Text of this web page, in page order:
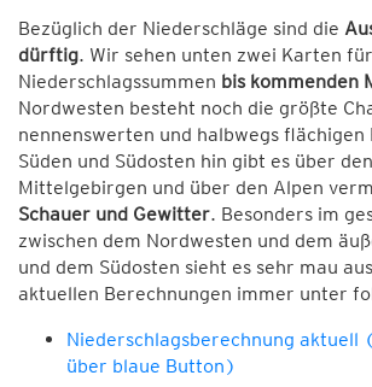
Bezüglich der Niederschläge sind die
dürftig. Wir sehen unten zwei Karten
Niederschlagssummen bis kommenden
Nordwesten besteht noch die größte
nennenswerten und halbwegs flächigen
Süden und Südosten hin gibt es über
Mittelgebirgen und über den Alpen
Schauer und Gewitter. Besonders im
zwischen dem Nordwesten und dem
und dem Südosten sieht es sehr mau
aktuellen Berechnungen immer unter
Niederschlagsberechnung aktuell
über blaue Button)